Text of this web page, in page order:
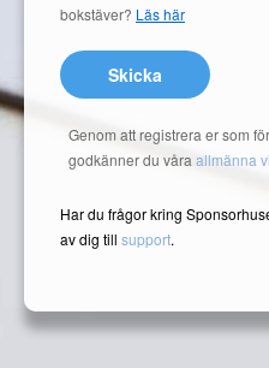
bokstäver? Läs här
Skicka
Genom att registrera er som
godkänner du våra allmänna
Har du frågor kring
av dig till support.